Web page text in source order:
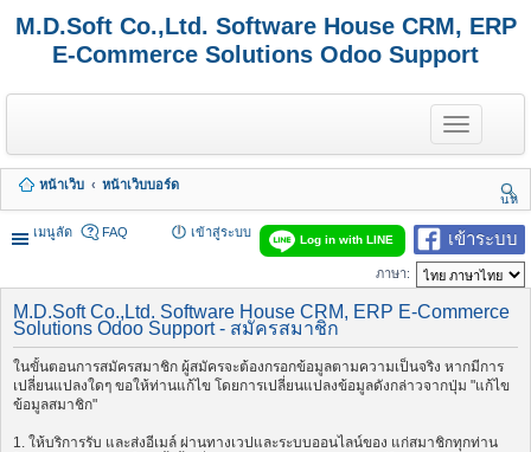
M.D.Soft Co.,Ltd. Software House CRM, ERP
E-Commerce Solutions Odoo Support
T
o
g
e
n
a
v
i
a
o
n
หน้าเว็บ
หน้าเว็บบอร์ด
นห
า
เมนูลัด
เข้าระบบ
Log in with LINE
FAQ เข้าสู่ระบบ
ภาษา:
M.D.Soft Co.,Ltd. Software House CRM, ERP E-Commerce
Solutions Odoo Support - สมัครสมาชิก
ในขั้นตอนการสมัครสมาชิก ผู้สมัครจะต้องกรอกข้อมูลตามความเป็นจริง หากมีการ
เปลี่ยนแปลงใดๆ ขอให้ท่านแก้ไข โดยการเปลี่ยนแปลงข้อมูลดังกล่าวจากปุ่ม "แก้ไข
ข้อมูลสมาชิก"
1. ให้บริการรับ และส่งอีเมล์ ผ่านทางเวปและระบบออนไลน์ของ แก่สมาชิกทุกท่าน